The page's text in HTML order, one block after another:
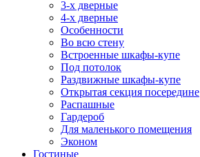
3-х дверные
4-х дверные
Особенности
Во всю стену
Встроенные шкафы-купе
Под потолок
Раздвижные шкафы-купе
Открытая секция посередине
Распашные
Гардероб
Для маленького помещения
Эконом
Гостиные